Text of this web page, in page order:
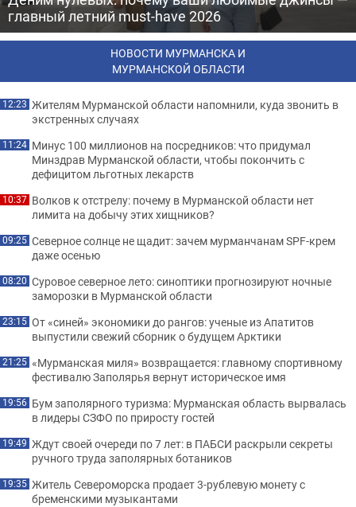
главный летний must-have 2026
НОВОСТИ МУРМАНСКА И
МУРМАНСКОЙ ОБЛАСТИ
12:23 Жителям Мурманской области напомнили, куда звонить в
экстренных случаях
11:24 Минус 100 миллионов на посредников: что придумал
Минздрав Мурманской области, чтобы покончить с
дефицитом льготных лекарств
10:37 Волков к отстрелу: почему в Мурманской области нет
лимита на добычу этих хищников?
09:25 Северное солнце не щадит: зачем мурманчанам SPF-крем
даже осенью
08:20 Суровое северное лето: синоптики прогнозируют ночные
заморозки в Мурманской области
23:15 От «синей» экономики до рангов: ученые из Апатитов
выпустили свежий сборник о будущем Арктики
21:25 «Мурманская миля» возвращается: главному спортивному
фестивалю Заполярья вернут историческое имя
19:56 Бум заполярного туризма: Мурманская область вырвалась
в лидеры СЗФО по приросту гостей
19:49 Ждут своей очереди по 7 лет: в ПАБСИ раскрыли секреты
ручного труда заполярных ботаников
19:35 Житель Североморска продает 3-рублевую монету с
бременскими музыкантами